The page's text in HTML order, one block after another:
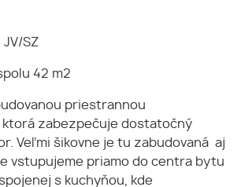
SZ
42 m2
priestrannou
ktorá zabezpečuje dostatočný
Veľmi šikovne je tu zabudovaná aj
vstupujeme priamo do centra bytu
s kuchyňou, kde